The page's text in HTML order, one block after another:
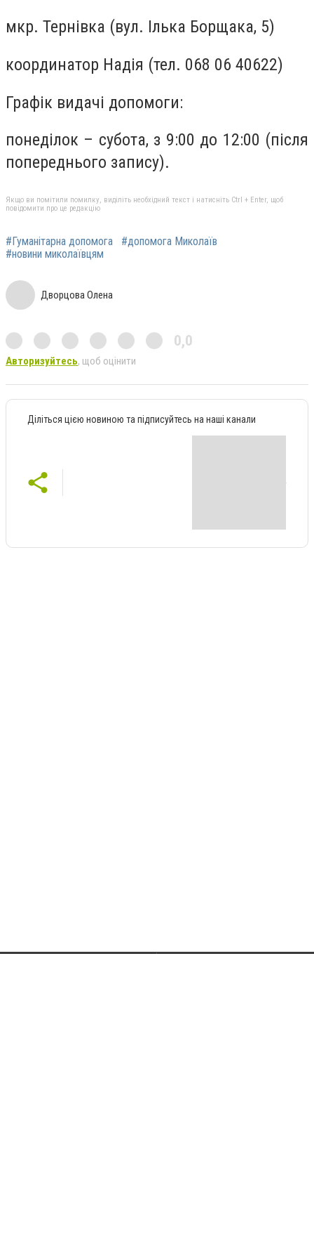
мкр. Тернівка (вул. Ілька Борщака, 5)
координатор Надія (тел. 068 06 40622)
Графік видачі допомоги:
понеділок – субота, з 9:00 до 12:00 (після
попереднього запису).
Якщо ви помітили помилку, виділіть необхідний текст і натисніть Ctrl + Enter, щоб
повідомити про це редакцію
#Гуманітарна допомога
#допомога Миколаїв
#новини миколаївцям
Дворцова Олена
0,0
Авторизуйтесь, щоб оцінити
Діліться цією новиною та підписуйтесь на наші канали